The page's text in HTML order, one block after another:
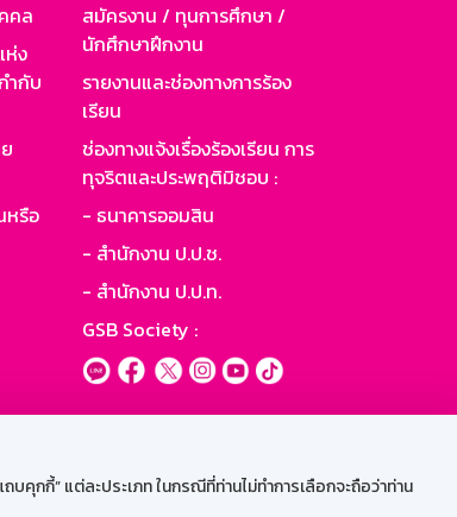
กกี้” แต่ละประเภท ในกรณีที่ท่านไม่ทำการเลือกจะถือว่าท่าน
คล
ห่ง
ำกับ
หรือ
สมัครงาน / ทุนการศึกษา /
นักศึกษาฝึกงาน
รายงานและช่องทางการร้อง
เรียน
ช่องทางแจ้งเรื่องร้องเรียน การ
ทุจริตและประพฤติมิชอบ :
- ธนาคารออมสิน
- สำนักงาน ป.ป.ช.
- สำนักงาน ป.ป.ท.
GSB Society :